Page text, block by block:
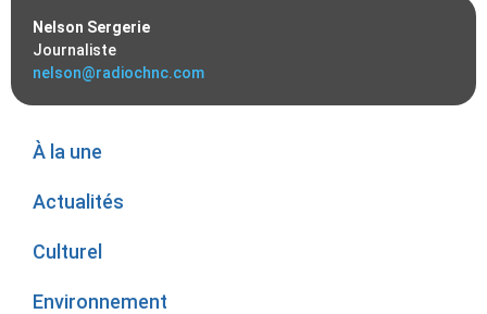
Nelson Sergerie
Journaliste
nelson@radiochnc.com
À la une
Actualités
Culturel
Environnement